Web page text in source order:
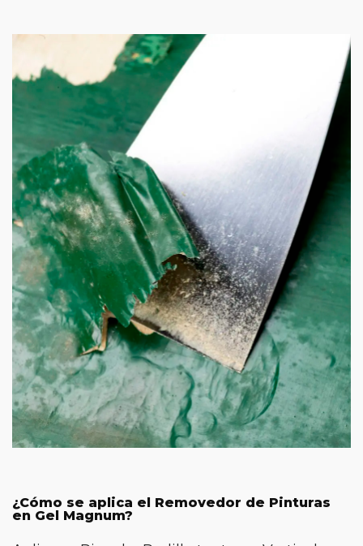
¿Cómo se aplica el Removedor de Pinturas
en Gel Magnum?